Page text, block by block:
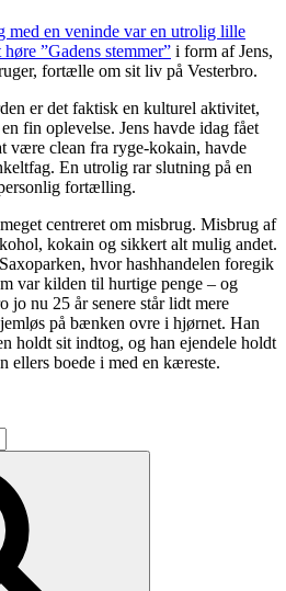
med en veninde var en utrolig lille
”Gadens stemmer” i form af Jens,
fortælle om sit liv på Vesterbro.
er det faktisk en kulturel aktivitet,
fin oplevelse. Jens havde idag fået
være clean fra ryge-kokain, havde
En utrolig rar slutning på en
fortælling.
centreret om misbrug. Misbrug af
kokain og sikkert alt mulig andet.
hvor hashhandelen foregik
var kilden til hurtige penge – og
jo nu 25 år senere står lidt mere
på bænken ovre i hjørnet. Han
holdt sit indtog, og han ejendele holdt
ellers boede i med en kæreste.